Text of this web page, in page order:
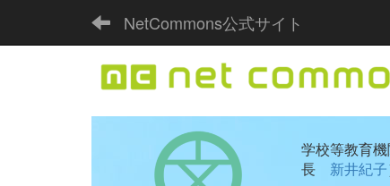
NetCommons公式サイト
学校等教育
長 新井紀子